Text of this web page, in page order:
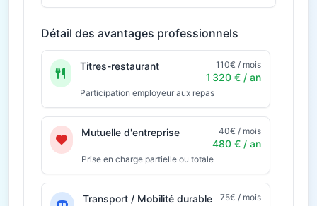
Détail des avantages professionnels
Titres-restaurant 110€ / mois
1 320 € / an
Participation employeur aux repas
Mutuelle d'entreprise 40€ / mois
480 € / an
Prise en charge partielle ou totale
Transport / Mobilité durable 75€ / mois